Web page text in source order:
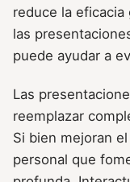
reduce la
las
puede ayudar a
Las
reemplazar
Si bien mejoran
personal que